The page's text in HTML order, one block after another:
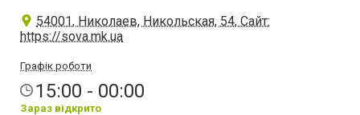
54001, Николаев, Никольская, 54, Сайт:
https://sova.mk.ua
Графік роботи
15:00 - 00:00
Зараз відкрито